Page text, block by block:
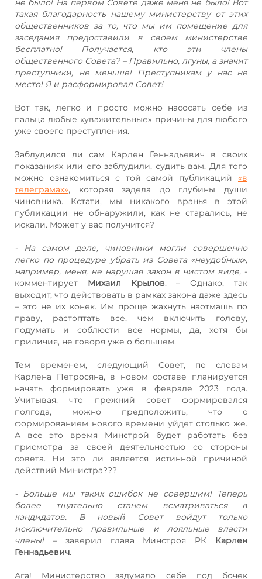
такая благодарность нашему министерству от этих
общественников за то, что мы им помещение для
заседания предоставили в своем министерстве
бесплатно! Получается, кто эти члены
общественного Совета? – Правильно, лгуны, а значит
преступники, не меньше! Преступникам у нас не
место! Я и расформировал Совет!
Вот так, легко и просто можно насосать себе из
пальца любые «уважительные» причины для любого
уже своего преступления.
Заблудился ли сам Карлен Геннадьевич в своих
показаниях или его заблудили, судить вам. Для того
можно ознакомиться с той самой публикаций «в
телеграмах», которая задела до глубины души
чиновника. Кстати, мы никакого вранья в этой
публикации не обнаружили, как не старались, не
искали. Может у вас получится?
- На самом деле, чиновники могли совершенно
легко по процедуре убрать из Совета «неудобных»,
например, меня, не нарушая закон в чистом виде, -
комментирует Михаил Крылов. – Однако, так
выходит, что действовать в рамках закона даже здесь
– это не их конек. Им проще жахнуть наотмашь по
праву, растоптать все, чем включить голову,
подумать и соблюсти все нормы, да, хотя бы
приличия, не говоря уже о большем.
Тем временем, следующий Совет, по словам
Карлена Петросяна, в новом составе планируется
начать формировать уже в феврале 2023 года.
Учитывая, что прежний совет формировался
полгода, можно предположить, что с
формированием нового времени уйдет столько же.
А все это время Минстрой будет работать без
присмотра за своей деятельностью со стороны
совета. Ни это ли является истинной причиной
действий Министра???
- Больше мы таких ошибок не совершим! Теперь
более тщательно станем всматриваться в
кандидатов. В новый Совет войдут только
исключительно правильные и лояльные власти
члены! – заверил глава Минстроя РК Карлен
Геннадьевич.
Ага! Министерство задумало себе под бочек